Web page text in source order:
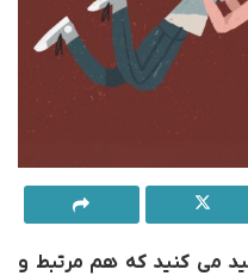
می کنید که هم مرتبط و